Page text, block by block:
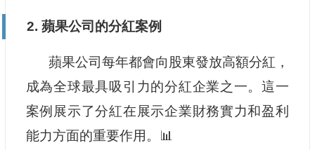
2. 蘋果公司的分紅案例
蘋果公司每年都會向股東發放高額分紅，
成為全球最具吸引力的分紅企業之一。這一
案例展示了分紅在展示企業財務實力和盈利
能力方面的重要作用。📊